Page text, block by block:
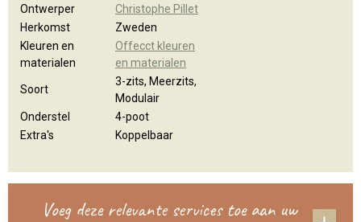
Ontwerper
Christophe Pillet
Herkomst
Zweden
Kleuren en
materialen
Offecct kleuren
en materialen
Soort
3-zits, Meerzits,
Modulair
Onderstel
4-poot
Extra's
Koppelbaar
Voeg deze relevante services toe aan uw